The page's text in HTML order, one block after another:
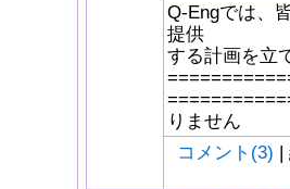
Q-Engでは、
提供
する計画を立
りません
コメント(3) |